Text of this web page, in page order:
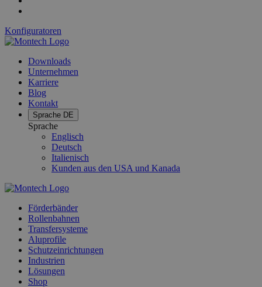
Konfiguratoren
Downloads
Unternehmen
Karriere
Blog
Kontakt
Sprache DE
Sprache
Englisch
Deutsch
Italienisch
Kunden aus den USA und Kanada
Förderbänder
Rollenbahnen
Transfersysteme
Aluprofile
Schutzeinrichtungen
Industrien
Lösungen
Shop